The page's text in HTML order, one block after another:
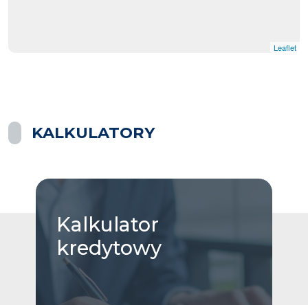
Leaflet
KALKULATORY
Kalkulator
kredytowy